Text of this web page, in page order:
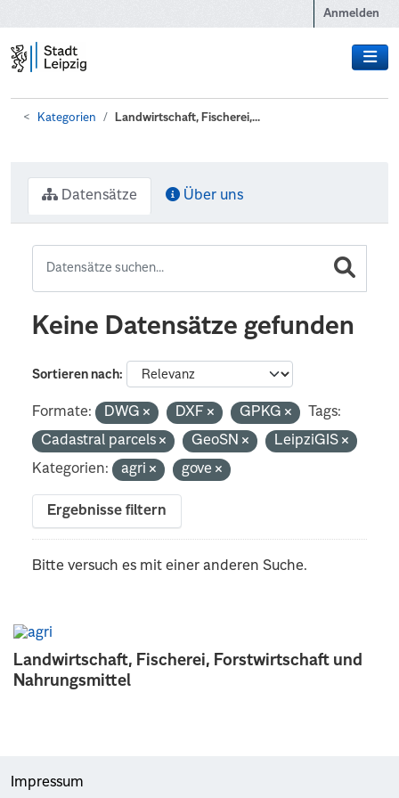
Anmelden
Kategorien Landwirtschaft, Fischerei,...
Landwirtschaft, Fischerei, Forstwirtschaft und
Nahrungsmittel
Datensätze Über uns
Keine Datensätze gefunden
Sortieren nach
Formate: DWG DXF GPKG
Tags:
Cadastral parcels
GeoSN
LeipziGIS
Kategorien:
agri gove
Ergebnisse filtern
Bitte versuch es mit einer anderen Suche.
Impressum